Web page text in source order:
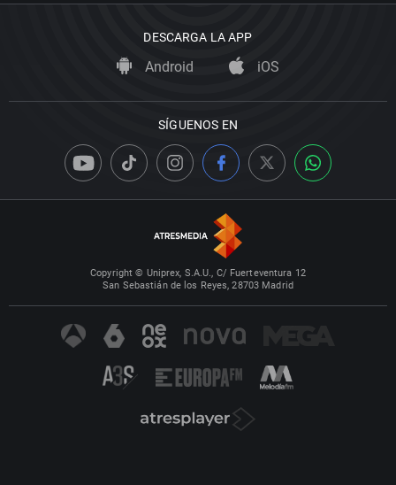
DESCARGA LA APP
Android iOS
SÍGUENOS EN
Copyright © Uniprex, S.A.U., C/ Fuerteventura 12
San Sebastián de los Reyes, 28703 Madrid